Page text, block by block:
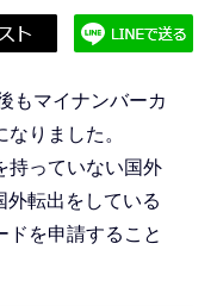
もマイナンバーカ
りました。
持っていない国外
転出をしている
ドを申請すること